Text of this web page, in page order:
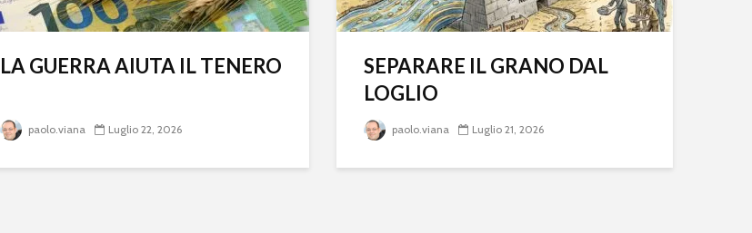
LA GUERRA AIUTA IL TENERO
paolo.viana Luglio 22, 2026
SEPARARE IL GRANO DAL
LOGLIO
paolo.viana Luglio 21, 2026